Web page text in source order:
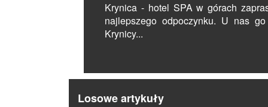
Krynica - hotel SPA w górach
najlepszego odpoczynku. U nas
Krynicy...
Losowe artykuły